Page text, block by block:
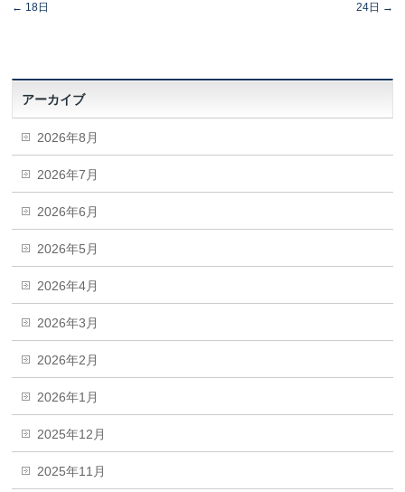
← 18日 24日 →
アーカイブ
2026年8月
2026年7月
2026年6月
2026年5月
2026年4月
2026年3月
2026年2月
2026年1月
2025年12月
2025年11月